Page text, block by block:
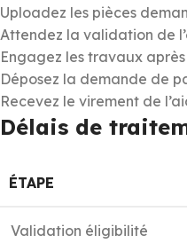
Uploadez les pièces
Attendez la validation de
Engagez les travaux
Déposez la demande de
Recevez le virement de
Délais de
ÉTAPE
Validation éligibilité